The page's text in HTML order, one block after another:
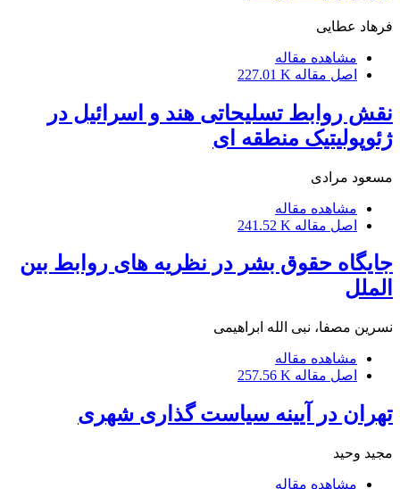
فرهاد عطایی
مشاهده مقاله
اصل مقاله 227.01 K
نقش روابط تسلیحاتی هند و اسرائیل در
ژئوپولیتیک منطقه ای
مسعود مرادی
مشاهده مقاله
اصل مقاله 241.52 K
جایگاه حقوق بشر در نظریه های روابط بین
الملل
نسرین مصفا، نبی الله ابراهیمی
مشاهده مقاله
اصل مقاله 257.56 K
تهران در آیینه سیاست گذاری شهری
مجید وحید
مشاهده مقاله